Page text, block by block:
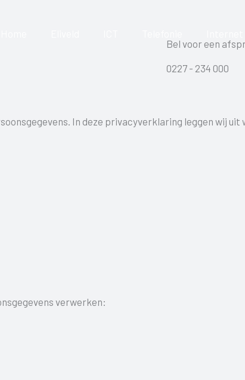
Bel voor een
0227 - 234 000
In deze privacyverklaring leggen wij
verwerken: